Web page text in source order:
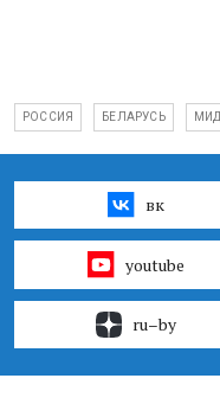
РОССИЯ БЕЛАРУСЬ МИД
вк
youtube
ru–by